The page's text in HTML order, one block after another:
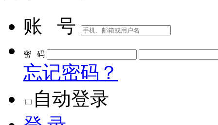
账 号
密 码
忘记密码？
自动登录